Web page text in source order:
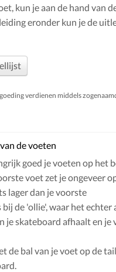
kun je aan de hand van
eronder kun je de
verdienen middels
de voeten
goed je voeten op het
voet zet je ongeveer
lager dan je voorste
de 'ollie', waar het
je skateboard afhaalt en je
de bal van je voet op de